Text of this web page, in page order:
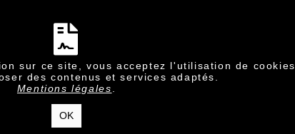
sur ce site, vous acceptez l'utilisation de cookies
des contenus et services adaptés.
Mentions légales
OK